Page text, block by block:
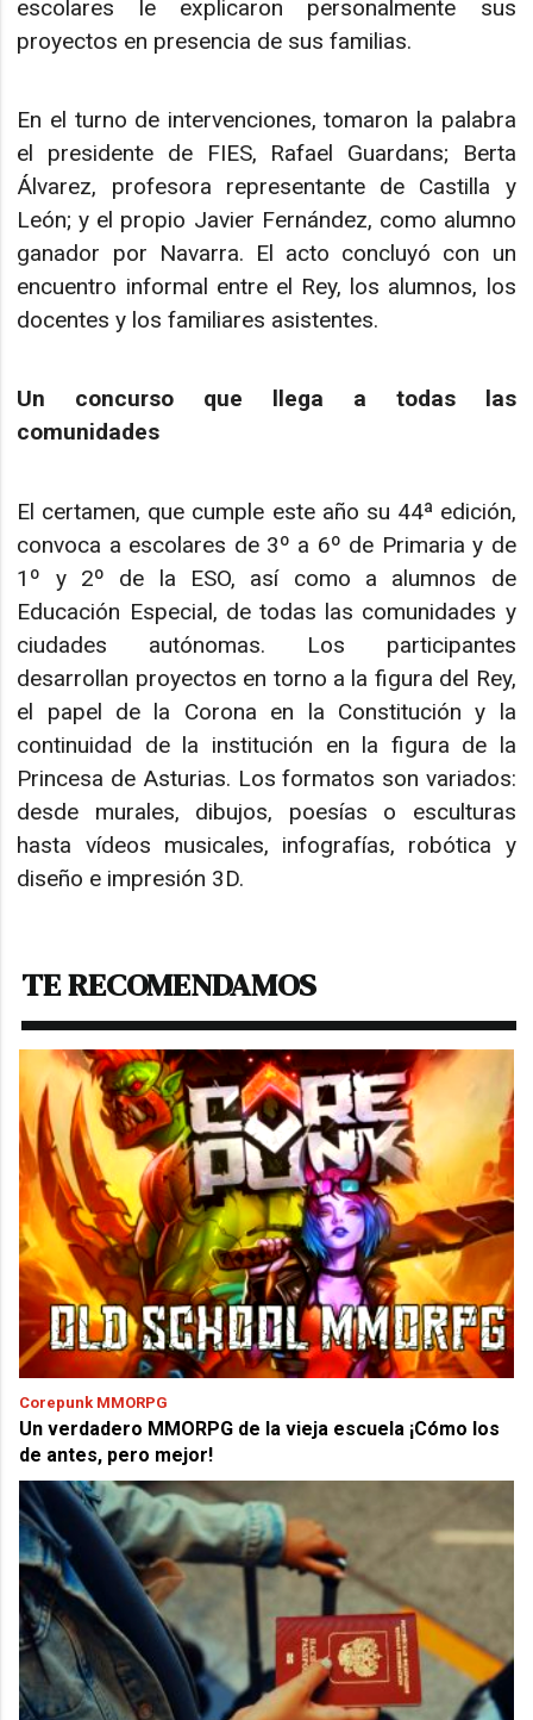
escolares le explicaron personalmente sus
proyectos en presencia de sus familias.
En el turno de intervenciones, tomaron la palabra
el presidente de FIES, Rafael Guardans; Berta
Álvarez, profesora representante de Castilla y
León; y el propio Javier Fernández, como alumno
ganador por Navarra. El acto concluyó con un
encuentro informal entre el Rey, los alumnos, los
docentes y los familiares asistentes.
Un concurso que llega a todas las
comunidades
El certamen, que cumple este año su 44ª edición,
convoca a escolares de 3º a 6º de Primaria y de
1º y 2º de la ESO, así como a alumnos de
Educación Especial, de todas las comunidades y
ciudades autónomas. Los participantes
desarrollan proyectos en torno a la figura del Rey,
el papel de la Corona en la Constitución y la
continuidad de la institución en la figura de la
Princesa de Asturias. Los formatos son variados:
desde murales, dibujos, poesías o esculturas
hasta vídeos musicales, infografías, robótica y
diseño e impresión 3D.
TE RECOMENDAMOS
Corepunk MMORPG
Un verdadero MMORPG de la vieja escuela ¡Cómo los
de antes, pero mejor!